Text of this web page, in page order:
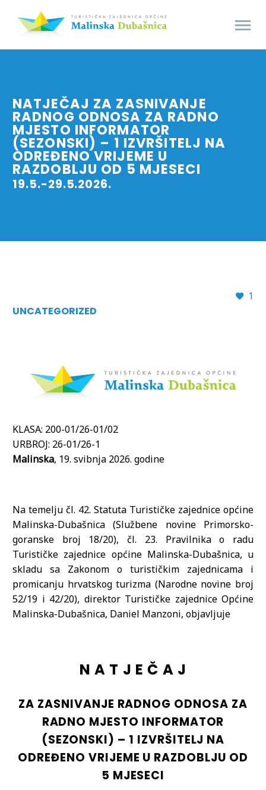
NATJEČAJ ZA ZASNIVANJE
RADNOG ODNOSA ZA RADNO
MJESTO INFORMATOR
(SEZONSKI) – 1 IZVRŠITELJ NA
ODREĐENO VRIJEME U
RAZDOBLJU OD 5 MJESECI
19.5.-29.5.2026.
1
UNCATEGORIZED
KLASA: 200-01/26-01/02
URBROJ: 26-01/26-1
Malinska, 19. svibnja 2026. godine
Na temelju čl. 42. Statuta Turističke zajednice općine
Malinska-Dubašnica (Službene novine Primorsko-
goranske broj 18/20), čl. 23. Pravilnika o radu
Turističke zajednice općine Malinska-Dubašnica, u
skladu sa Zakonom o turističkim zajednicama i
promicanju hrvatskog turizma (Narodne novine broj
52/19 i 42/20), direktor Turističke zajednice Općine
Malinska-Dubašnica, Daniel Manzoni, objavljuje
N A T J E Č A J
ZA ZASNIVANJE RADNOG ODNOSA ZA
RADNO MJESTO INFORMATOR
(SEZONSKI) – 1 IZVRŠITELJ NA
ODREĐENO VRIJEME U RAZDOBLJU OD
5 MJESECI